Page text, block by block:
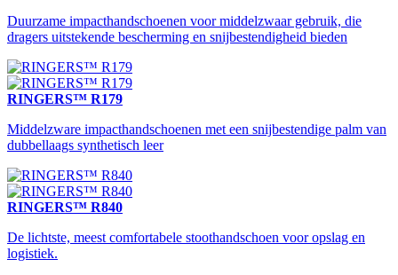
Duurzame impacthandschoenen voor middelzwaar gebruik, die
dragers uitstekende bescherming en snijbestendigheid bieden
RINGERS™ R179
Middelzware impacthandschoenen met een snijbestendige palm van
dubbellaags synthetisch leer
RINGERS™ R840
De lichtste, meest comfortabele stoothandschoen voor opslag en
logistiek.